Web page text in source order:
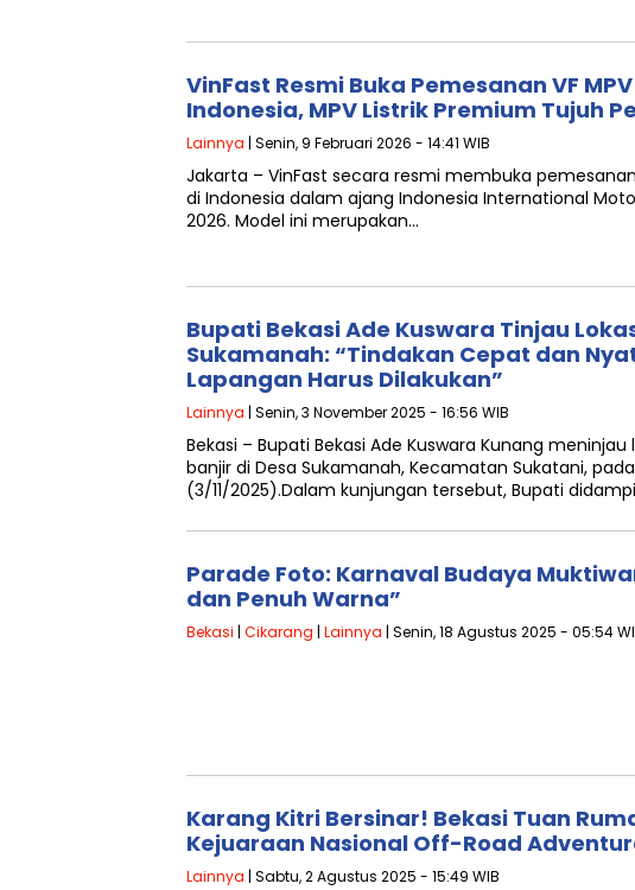
VinFast Resmi Buka Pemesanan VF
Indonesia, MPV Listrik Premium Tujuh
Lainnya | Senin, 9 Februari 2026 - 14:41 WIB
Jakarta – VinFast secara resmi membuka pemesanan
di Indonesia dalam ajang Indonesia International
2026. Model ini merupakan…
Bupati Bekasi Ade Kuswara Tinjau
Sukamanah: “Tindakan Cepat dan
Lapangan Harus Dilakukan”
Lainnya | Senin, 3 November 2025 - 16:56 WIB
Bekasi – Bupati Bekasi Ade Kuswara Kunang meninjau
banjir di Desa Sukamanah, Kecamatan Sukatani,
(3/11/2025).Dalam kunjungan tersebut, Bupati
Parade Foto: Karnaval Budaya
dan Penuh Warna”
Bekasi | Cikarang | Lainnya | Senin, 18 Agustus 2025 - 05:54
Karang Kitri Bersinar! Bekasi Tuan
Kejuaraan Nasional Off-Road
Lainnya | Sabtu, 2 Agustus 2025 - 15:49 WIB